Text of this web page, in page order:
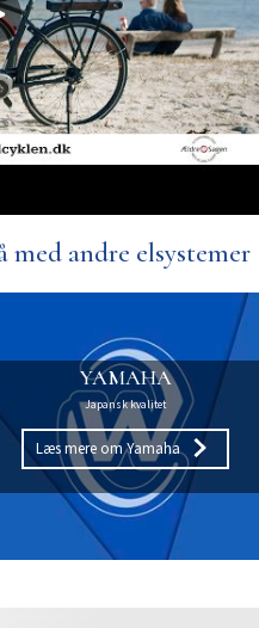
andre elsystemer
YAMAHA
Japansk kvalitet
Læs mere om Yamaha